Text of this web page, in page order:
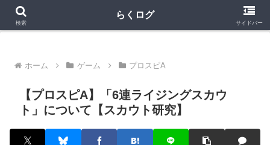
クラロワ クラロワリーグ プロスピA
ホーム ゲーム プロスピA
【プロスピA】「6連ライジングスカウ
ト」について【スカウト研究】
検索
らくログ
サイドバー